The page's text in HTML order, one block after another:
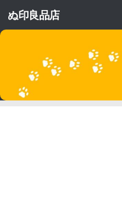
コンテンツへスキップ
ぬ印良品店